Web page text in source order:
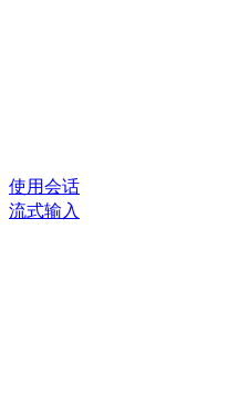
使用会话
流式输入